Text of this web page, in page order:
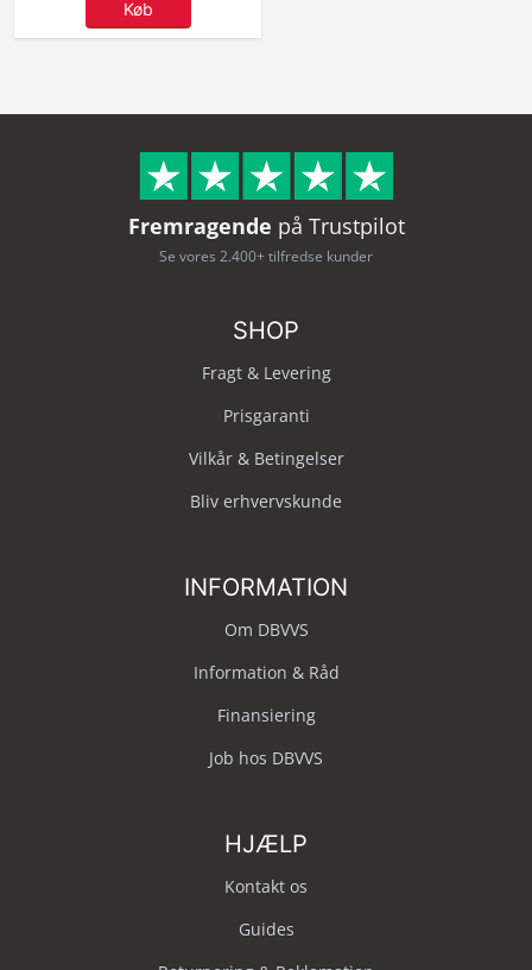
Køb
Fremragende på Trustpilot
Se vores 2.400+ tilfredse kunder
SHOP
Fragt & Levering
Prisgaranti
Vilkår & Betingelser
Bliv erhvervskunde
INFORMATION
Om DBVVS
Information & Råd
Finansiering
Job hos DBVVS
HJÆLP
Kontakt os
Guides